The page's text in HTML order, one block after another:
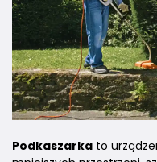
Podkaszarka to